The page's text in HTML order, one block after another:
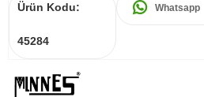
Ürün Kodu:
45284
Whatsapp